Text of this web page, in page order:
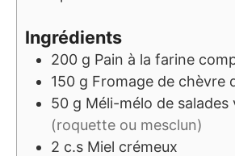
Ingrédients
200 g Pain à la farine
150 g Fromage de chèvre
50 g Méli-mélo de salades
(roquette ou mesclun)
2 c.s Miel crémeux